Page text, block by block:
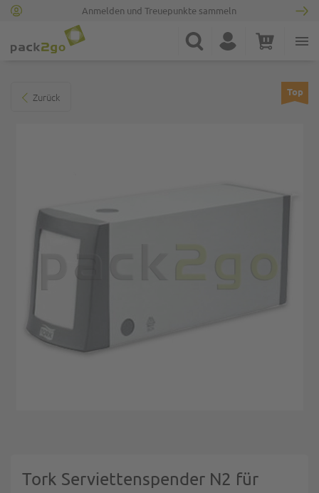
Anmelden und Treuepunkte sammeln
Suche Konto Warenkorb
Zurück Top
Tork Serviettenspender N2 für